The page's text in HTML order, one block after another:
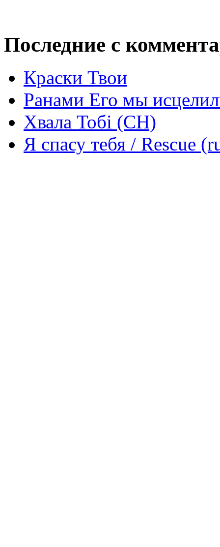
Последние с
Краски Твои
Ранами Его мы
Хвала Тобі (СН)
Я спасу тебя / Rescue